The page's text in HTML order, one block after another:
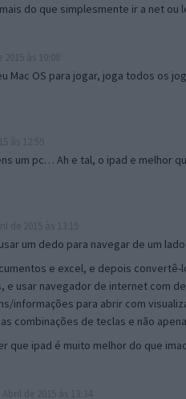
do que simplesmente ir a net ou
Mac OS para jogar, joga todos os
um pc… Ah e tal, o ipad e melhor
um dedo para navegar de um
e excel, e depois convertê-
usar navegador de internet com
informações para abrir com
combinações de teclas e não
que ipad é muito melhor do que